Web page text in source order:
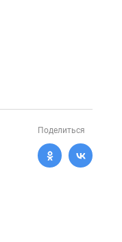
Поделиться